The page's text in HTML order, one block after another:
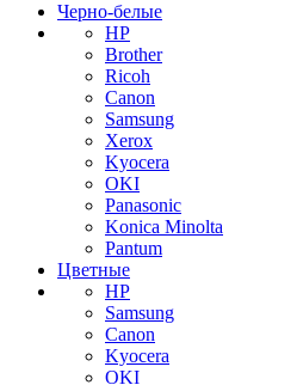
Черно-белые
HP
Brother
Ricoh
Canon
Samsung
Xerox
Kyocera
OKI
Panasonic
Konica Minolta
Pantum
Цветные
HP
Samsung
Canon
Kyocera
OKI